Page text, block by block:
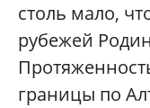
столь мало,
рубежей
границы по